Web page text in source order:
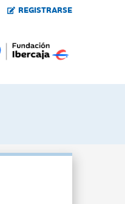
REGISTRARSE